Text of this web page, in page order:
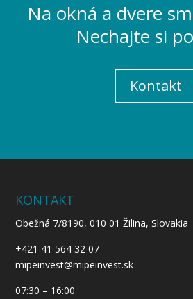
Na okná a dvere
Nechajte si
Kontakt
KONTAKT
Obežná 7/8190, 010 01 Žilina, Slovakia
+421 41 564 32 07
mipeinvest@mipeinvest.sk
07:30 – 16:00